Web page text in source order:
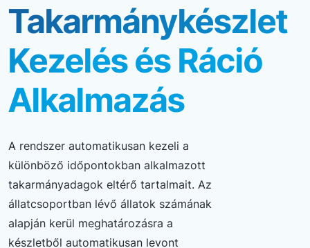
Takarmánykészlet
Kezelés és Ráció
Alkalmazás
A rendszer automatikusan kezeli a
különböző időpontokban alkalmazott
takarmányadagok eltérő tartalmait. Az
állatcsoportban lévő állatok számának
alapján kerül meghatározásra a
készletből automatikusan levont